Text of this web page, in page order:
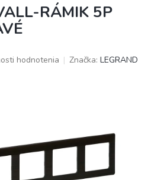
RÁMIK 5P
hodnotenia Značka: LEGRAND